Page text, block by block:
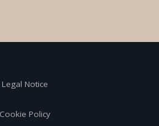
Legal Notice
Cookie Policy